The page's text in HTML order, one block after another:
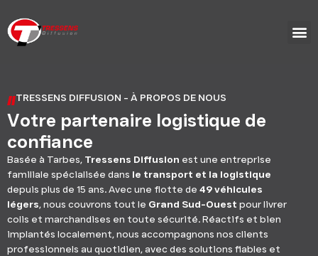
TRESSENS DIFFUSION - À PROPOS DE NOUS
Votre partenaire logistique de
confiance
Basée à Tarbes, Tressens Diffusion est une entreprise
familiale spécialisée dans le transport et la logistique
depuis plus de 15 ans. Avec une flotte de 49 véhicules
légers, nous couvrons tout le Grand Sud-Ouest pour livrer
colis et marchandises en toute sécurité. Réactifs et bien
implantés localement, nous accompagnons nos clients
professionnels au quotidien, avec des solutions fiables et